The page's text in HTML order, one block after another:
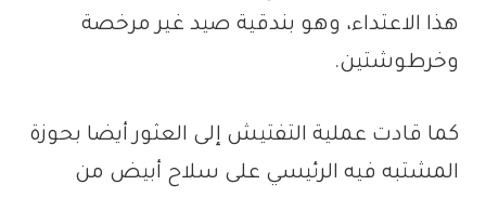
هذا الاعتداء، وهو بندقية صيد غير مرخصة
وخرطوشتين.
كما قادت عملية التفتيش إلى العثور أيضا بحوزة
المشتبه فيه الرئيسي على سلاح أبيض من